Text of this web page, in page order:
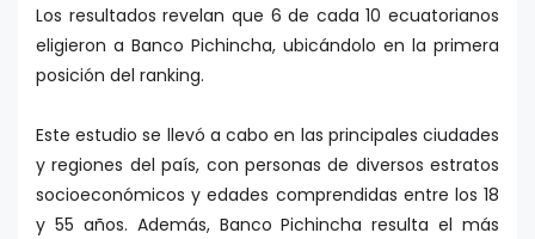
Los resultados revelan que 6 de cada 10 ecuatorianos
eligieron a Banco Pichincha, ubicándolo en la primera
posición del ranking.
Este estudio se llevó a cabo en las principales ciudades
y regiones del país, con personas de diversos estratos
socioeconómicos y edades comprendidas entre los 18
y 55 años. Además, Banco Pichincha resulta el más